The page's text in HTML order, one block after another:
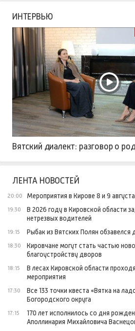
ИНТЕРВЬЮ
Вятский диалект: разговор о
ЛЕНТА НОВОСТЕЙ
20:00 Мероприятия в Кирове 8 и 9
19:30
В 2026 году в Кировской области
нетрезвых водителей
19:15 Рыбак из Вятских Полян
18:30
Кировчане могут стать частью
благоустройству дворов
18:15
В лесах Кировской области
мероприятия
17:30
Все 133 точки квеста «Вятка на
Богородского округа
17:15
170 лет исполнилось со дня
Аполлинария Михайловича